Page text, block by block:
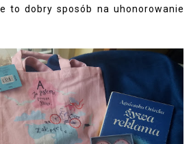
to dobry sposób na uhonorowanie